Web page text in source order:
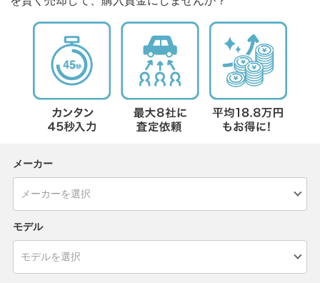
メーカー
モデル